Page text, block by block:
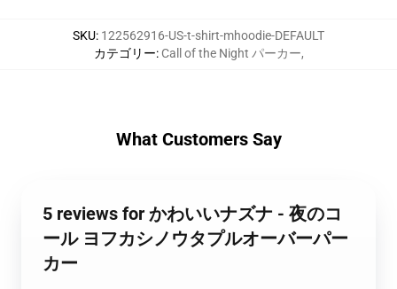
SKU: 122562916-US-t-shirt-mhoodie-DEFAULT
カテゴリー: Call of the Night パーカー,
What Customers Say
5 reviews for かわいいナズナ - 夜のコ
ール ヨフカシノウタプルオーバーパー
カー